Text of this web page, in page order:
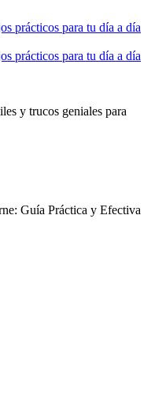
y trucos geniales para
Guía Práctica y Efectiva